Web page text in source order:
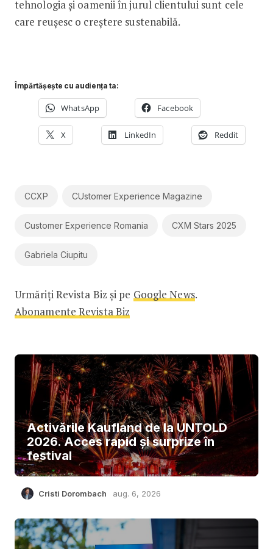
tehnologia și oamenii în jurul clientului sunt cele
care reușesc o creștere sustenabilă.
Împărtășește cu audiența ta:
WhatsApp Facebook
X LinkedIn Reddit
CCXP CUstomer Experience Magazine
Customer Experience Romania CXM Stars 2025
Gabriela Ciupitu
Urmăriți Revista Biz și pe Google News.
Abonamente Revista Biz
Activările Kaufland de la UNTOLD
2026. Acces rapid și surprize în
festival
Cristi Dorombach aug. 6, 2026